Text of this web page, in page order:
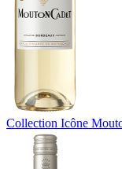
Collection Icône